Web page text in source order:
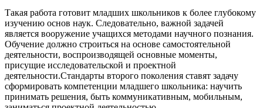
Такая работа готовит младших школьников к более глубокому
изучению основ наук. Следовательно, важной задачей
является вооружение учащихся методами научного познания.
Обучение должно строиться на основе самостоятельной
деятельности, воспроизводящей основные моменты,
присущие исследовательской и проектной
деятельности.Стандарты второго поколения ставят задачу
сформировать компетенции младшего школьника: научить
принимать решения, быть коммуникативным, мобильным,